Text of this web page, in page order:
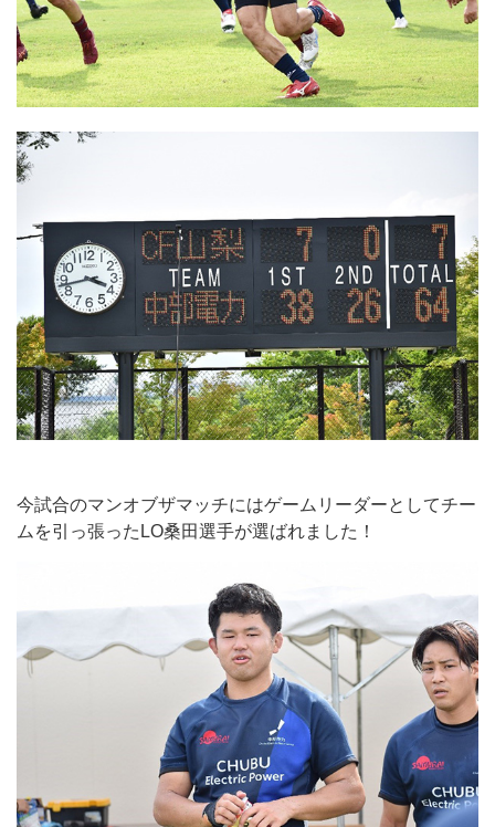
今試合のマンオブザマッチにはゲームリーダーとしてチー
ムを引っ張ったLO桑田選手が選ばれました！